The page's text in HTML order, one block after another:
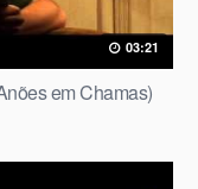
03:21
em Chamas)